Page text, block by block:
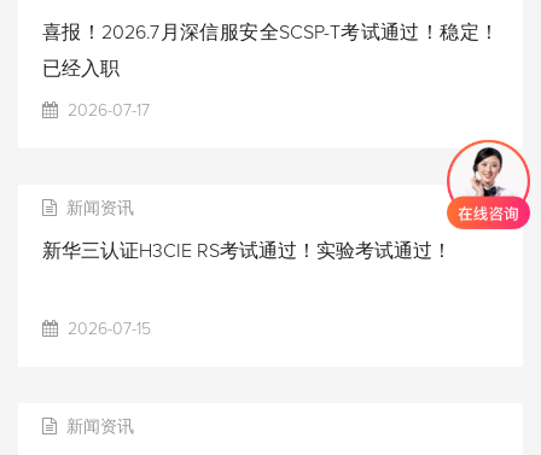
喜报！2026.7月深信服安全SCSP-T考试通过！稳定！
已经入职
2026-07-17
新闻资讯
新华三认证H3CIE RS考试通过！实验考试通过！
2026-07-15
新闻资讯